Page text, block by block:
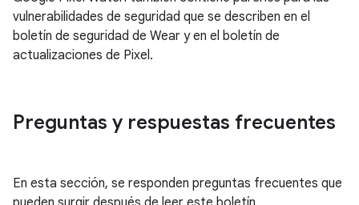
vulnerabilidades de seguridad que se describen en el
boletín de seguridad de Wear y en el boletín de
actualizaciones de Pixel.
Preguntas y respuestas frecuentes
En esta sección, se responden preguntas frecuentes que